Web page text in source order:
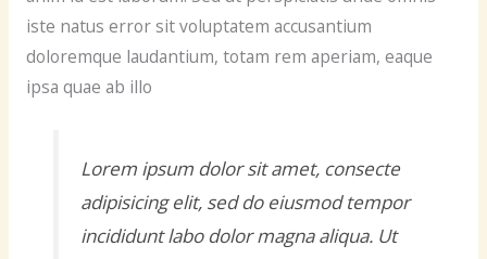
iste natus error sit voluptatem accusantium
doloremque laudantium, totam rem aperiam, eaque
ipsa quae ab illo
Lorem ipsum dolor sit amet, consecte
adipisicing elit, sed do eiusmod tempor
incididunt labo dolor magna aliqua. Ut